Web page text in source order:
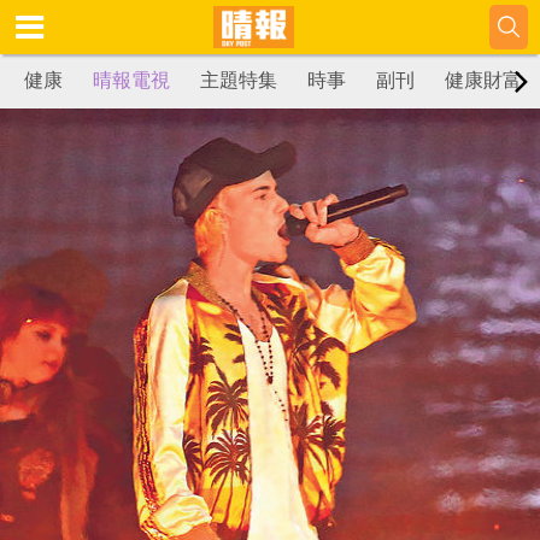
健康 晴報電視 主題特集 時事 副刊 健康財富